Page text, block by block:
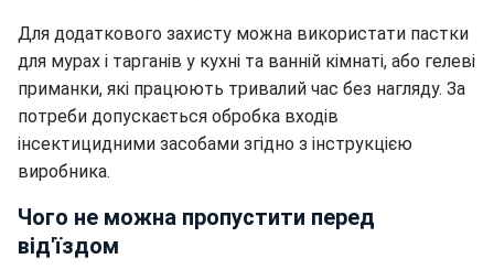
Для додаткового захисту можна використати пастки
для мурах і тарганів у кухні та ванній кімнаті, або гелеві
приманки, які працюють тривалий час без нагляду. За
потреби допускається обробка входів
інсектицидними засобами згідно з інструкцією
виробника.
Чого не можна пропустити перед
від'їздом